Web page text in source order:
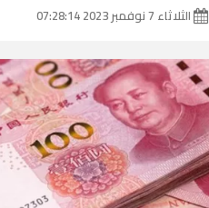
الثلاثاء 7 نوفمبر 2023 07:28:14